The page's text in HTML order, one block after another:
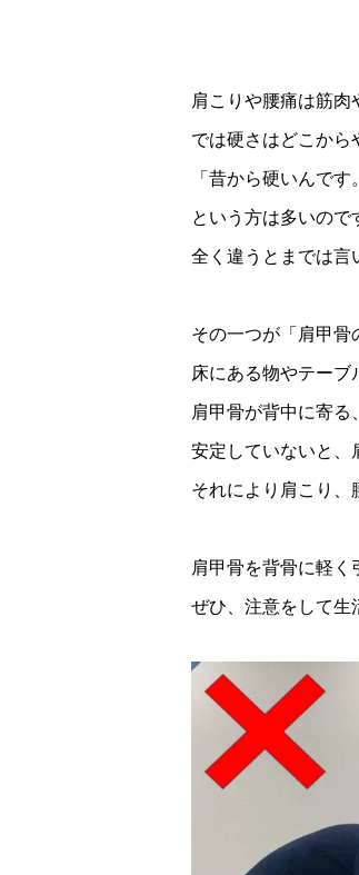
肩こりや腰痛は筋肉
では硬さはどこから
「昔から硬いんで
という方は多いので
全く違うとまでは言
その一つが「肩甲骨
床にある物やテーブ
肩甲骨が背中に寄る
安定していないと、
それにより肩こり、
肩甲骨を背骨に軽く
ぜひ、注意をして生